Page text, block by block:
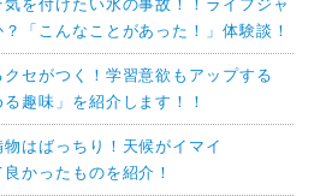
を付けたい水の事故！！ライフジャ
「こんなことがあった！」体験談！
セがつく！学習意欲もアップする
趣味」を紹介します！！
はばっちり！天候がイマイ
かったものを紹介！